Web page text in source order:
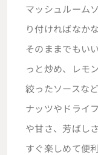
マッシュルーム
り付ければなか
そのままでもい
っと炒め、レモ
絞ったソースな
ナッツやドライ
や甘さ、芳ばし
すぐ楽しめて便